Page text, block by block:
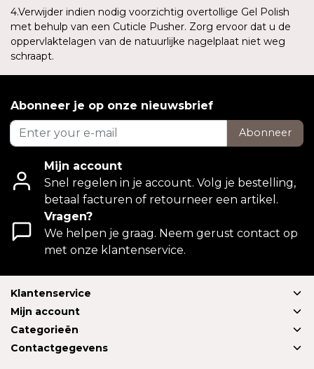
4.Verwijder indien nodig voorzichtig overtollige Gel Polish
met behulp van een Cuticle Pusher. Zorg ervoor dat u de
oppervlaktelagen van de natuurlijke nagelplaat niet weg
schraapt.
Abonneer je op onze nieuwsbrief
Abonneer
Mijn account
Snel regelen in je account. Volg je bestelling,
betaal facturen of retourneer een artikel.
Vragen?
We helpen je graag. Neem gerust contact op
met onze klantenservice.
Klantenservice
Mijn account
Categorieën
Contactgegevens